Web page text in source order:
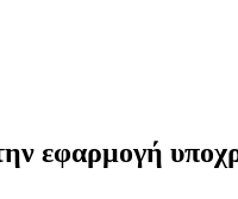
εφαρμογή